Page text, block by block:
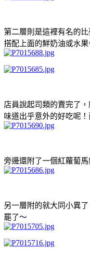
第二層則是這裡有名的
搭配上面的鮮奶油或水果
店員說起司類的賣完了
味道出乎意外的好吃呢
旁邊還附了一個紅蘿蔔馬
另一層附的就大同小異
罷了～